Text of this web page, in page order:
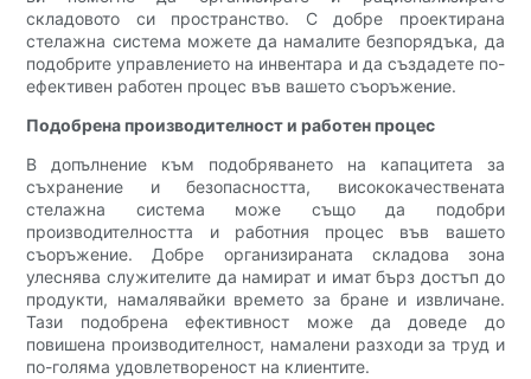
складовото си пространство. С добре проектирана
стелажна система можете да намалите безпорядъка, да
подобрите управлението на инвентара и да създадете по-
ефективен работен процес във вашето съоръжение.
Подобрена производителност и работен процес
В допълнение към подобряването на капацитета за
съхранение и безопасността, висококачествената
стелажна система може също да подобри
производителността и работния процес във вашето
съоръжение. Добре организираната складова зона
улеснява служителите да намират и имат бърз достъп до
продукти, намалявайки времето за бране и извличане.
Тази подобрена ефективност може да доведе до
повишена производителност, намалени разходи за труд и
по-голяма удовлетвореност на клиентите.